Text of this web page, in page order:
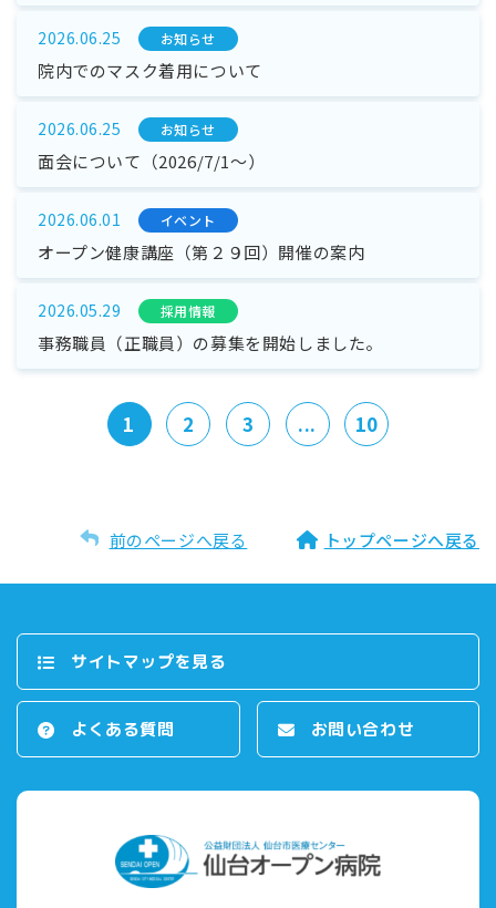
2026.06.25 お知らせ
院内でのマスク着用について
2026.06.25 お知らせ
面会について（2026/7/1～）
2026.06.01 イベント
オープン健康講座（第２９回）開催の案内
2026.05.29 採⽤情報
事務職員（正職員）の募集を開始しました。
1 2 3 ... 10
前のページへ戻る トップページへ戻る
サイトマップを⾒る
よくある質問 お問い合わせ